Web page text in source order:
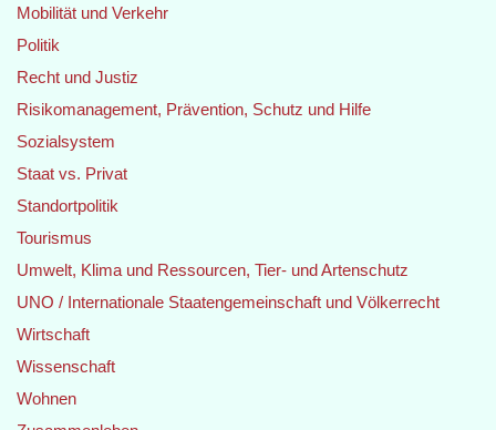
Mobilität und Verkehr
Politik
Recht und Justiz
Risikomanagement, Prävention, Schutz und Hilfe
Sozialsystem
Staat vs. Privat
Standortpolitik
Tourismus
Umwelt, Klima und Ressourcen, Tier- und Artenschutz
UNO / Internationale Staatengemeinschaft und Völkerrecht
Wirtschaft
Wissenschaft
Wohnen